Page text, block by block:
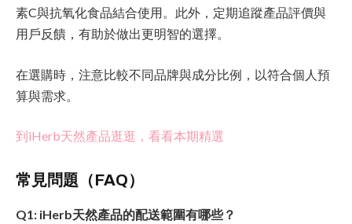
素C與抗氧化食品結合使用。此外，定期追蹤產品評價與
用戶反饋，有助於做出更明智的選擇。
在選購時，注意比較不同品牌與成分比例，以符合個人預
算與需求。
到iHerb天然產品逛逛，看看本期精選
常見問題（FAQ）
Q1: iHerb天然產品的配送範圍有哪些？